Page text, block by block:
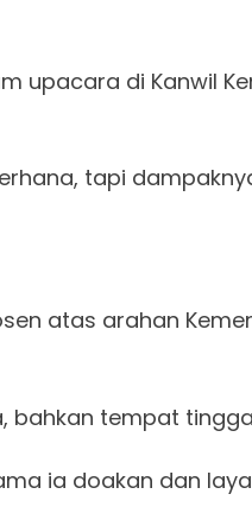
di Kanwil
tapi
atas arahan
tempat
ia doakan dan